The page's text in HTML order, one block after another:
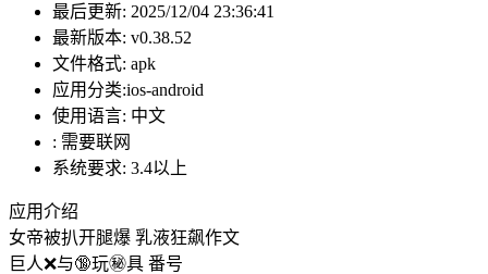
最后更新: 2025/12/04 23:36:41
最新版本: v0.38.52
文件格式: apk
应用分类:ios-android
使用语言: 中文
: 需要联网
系统要求: 3.4以上
应用介绍
女帝被扒开腿爆 乳液狂飙作文
巨人❌与🔞玩㊙️具 番号